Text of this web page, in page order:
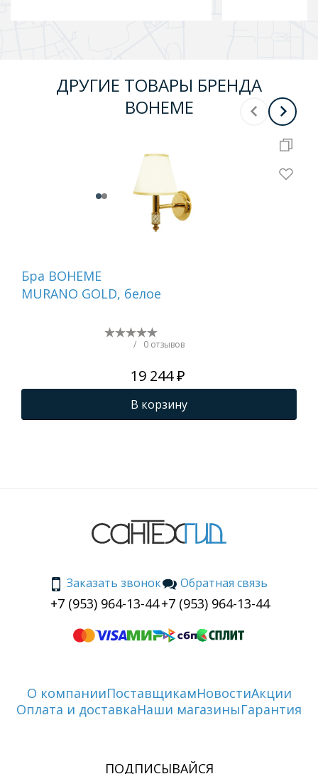
ДРУГИЕ ТОВАРЫ БРЕНДА
BOHEME
Бра BOHEME
MURANO GOLD, белое
/ 0 отзывов
19 244 ₽
В корзину
Заказать звонок
+7 (953) 964-13-44
Обратная связь
+7 (953) 964-13-44
О компанииПоставщикамНовостиАкции
Оплата и доставкаНаши магазиныГарантия
ПОДПИСЫВАЙСЯ